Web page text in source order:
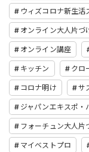
ウィズコロナ新生活
オンライン大人片づ
オンライン講座
キッチン クロ
コロナ明け サ
ジャパンエキスポ・
フォーチュン大人片
マイベストプロ